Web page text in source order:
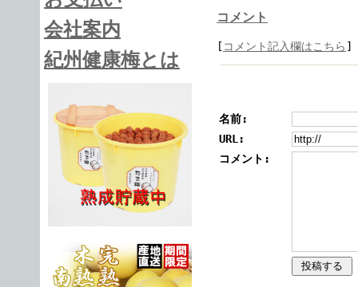
会社案内
紀州健康梅とは
コメント
[ コメント記入欄はこちら ]
名前:
URL:
コメント: